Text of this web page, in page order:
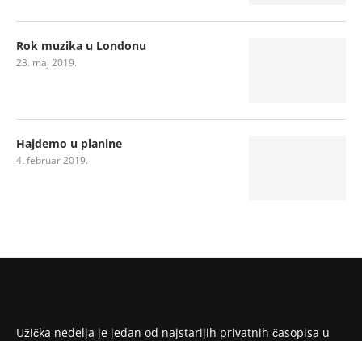
Rok muzika u Londonu
23. maj 2019.
Hajdemo u planine
4. februar 2019.
Užička nedelja je jedan od najstarijih privatnih časopisa u